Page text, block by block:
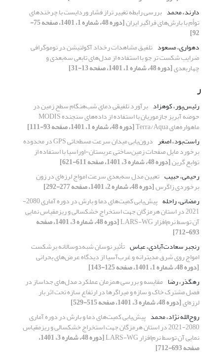
دارند، محمد بررسی رابطه تغییر تراز فشار وردایست با چرخند‌های
توأم با بارش‌های فراگیر ایران [دوره 48، شماره 1، 1401، صفحه 75-
92]
دهواری، مسعود تلفیق مشاهدات رخداد آکولتیشن در توموگرافی
ضرایب شکست تر جو با استفاده از مدل‌های تابعی سه‌بعدی و
چهاربعدی[دوره 48، شماره 1، 1401، صفحه 13-31]
ر
رئیس‌پور، کوهزاد برآورد تلفیقی دمای شب‌هنگام سطح زمین در
حوضه آبریز جازموریان با استفاده از داده‌های سنجنده MODIS
ماهواره‌های Terra/Aqua
[دوره 48، شماره 1، 1401، صفحه 93-111]
راست‌بود، اصغر
درون‌یابی میدان سرعت مسطحاتی GPS در محدوده
برخورد مایل صفحات زمین‌ساختی عربستان-اوراسیا با استفاده از
توابع گرین[دوره 48، شماره 3، 1401، صفحه 611-621]
رحیمی، حبیب تعیین مدل سه‌بعدی سرعت امواج لرزه‌ای در زون
برخوردی زاگرس[دوره 48، شماره 2، 1401، صفحه 277-292]
رمضانی، راحله
پیش‌یابی کمیت‌های دما و بارش در دوره آماری 2080-
2021 در استان هرمزگان جهت استخراج خشکسالی و ریزمقیاس نمایی
آن توسط نرم‌افزار LARS-WG [دوره 48، شماره 3، 1401، صفحه
693-712]
رنجبر سعادت‌آبادی، عباس تأثیر نوسان شبه‌‌‌دوسالانه برشکست
امواج روی شرق مدیترانه و غرب‌آسیا از دیدگاه عرض‌های بحرانی
[دوره 48، شماره 1، 1401، صفحه 125-143]
رهگذر، رضا مقایسه و بررسی همزمان عملکرد مدل‌های جداساز در
فصل مشترک خاک و سازه و میراگرها در ارتفاع سازه تحت اثر بار
لرزه‌ای[دوره 48، شماره 3، 1401، صفحه 515-529]
روح‌الله نژاد، محمد پیش‌یابی کمیت‌های دما و بارش در دوره آماری
2080-2021 در استان هرمزگان جهت استخراج خشکسالی و ریزمقیاس
نمایی آن توسط نرم‌افزار LARS-WG [دوره 48، شماره 3، 1401،
صفحه 693-712]